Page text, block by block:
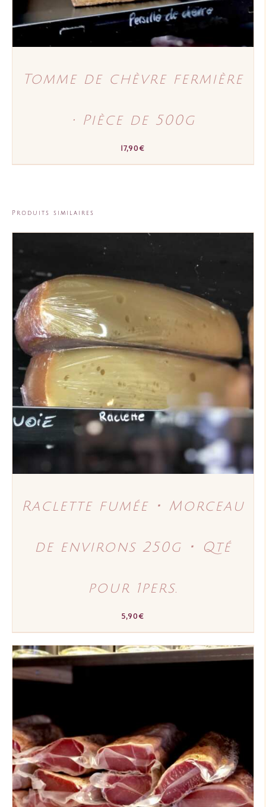
Tomme de chèvre fermière
• Pièce de 500g
17,90€
Produits similaires
AJOUTER AU PANIER
/
DÉTAILS
Raclette fumée ･ Morceau
de environs 250g ･ Qté
pour 1pers.
5,90€
AJOUTER AU PANIER
/
DÉTAILS